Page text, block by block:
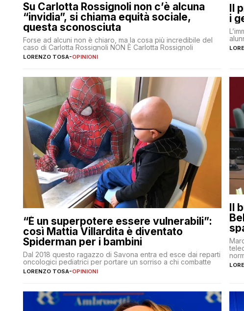
Su Carlotta Rossignoli non c’è alcuna
“invidia”, si chiama equità sociale,
questa sconosciuta
Forse ad alcuni non è chiaro, ma la cosa più incredibile del
caso di Carlotta Rossignoli NON È Carlotta Rossignoli
LORENZO TOSA-OPINIONI
Il
i
“È un superpotere essere vulnerabili”:
così Mattia Villardita è diventato
Spiderman per i bambini
Dal 2018 questo ragazzo di Savona entra ed esce dai reparti
oncologici pediatrici per portare un sorriso a chi combatte
LORENZO TOSA-OPINIONI
Il